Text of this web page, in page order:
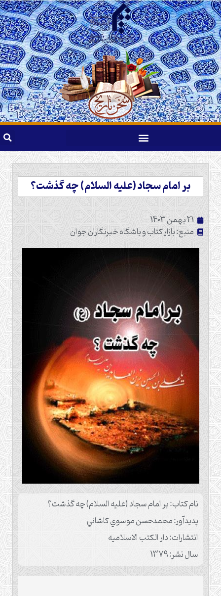
بر امام سجاد (عليه السلام) چه گذشت؟
21 بهمن 1403
منبع: بازار کتاب و باشگاه خبرنگاران جوان
نام کتاب: بر امام سجاد (عليه السلام) چه گذشت؟
پدیدآور: محمدحسن موسوي كاشاني
انتشارات: دار الكتب الاسلاميه
سال نشر: 1379